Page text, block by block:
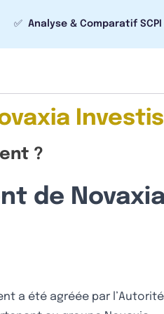
✅ Analyse & Comparatif SCPI
?
de
a été agréée par l’Autorité